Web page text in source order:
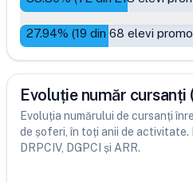
27.94% (19 din 68 elevi
Evoluție număr
Evoluția numărului de cursanți
de șoferi, în toți anii de
DRPCIV, DGPCI și ARR.